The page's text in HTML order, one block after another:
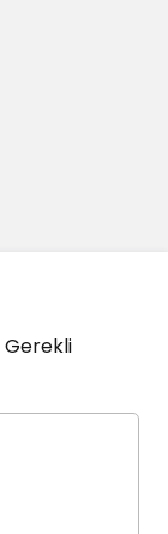
Gerekli